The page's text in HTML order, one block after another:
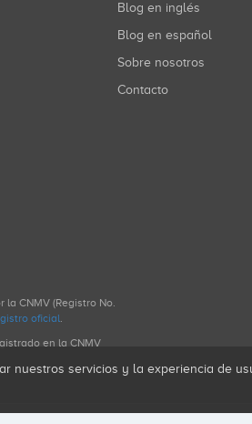
Blog en inglés
Blog en español
Sobre nosotros
Contacto
CNMV (Registro No.
oficial.
en la CNMV
nuestros servicios y la experiencia de